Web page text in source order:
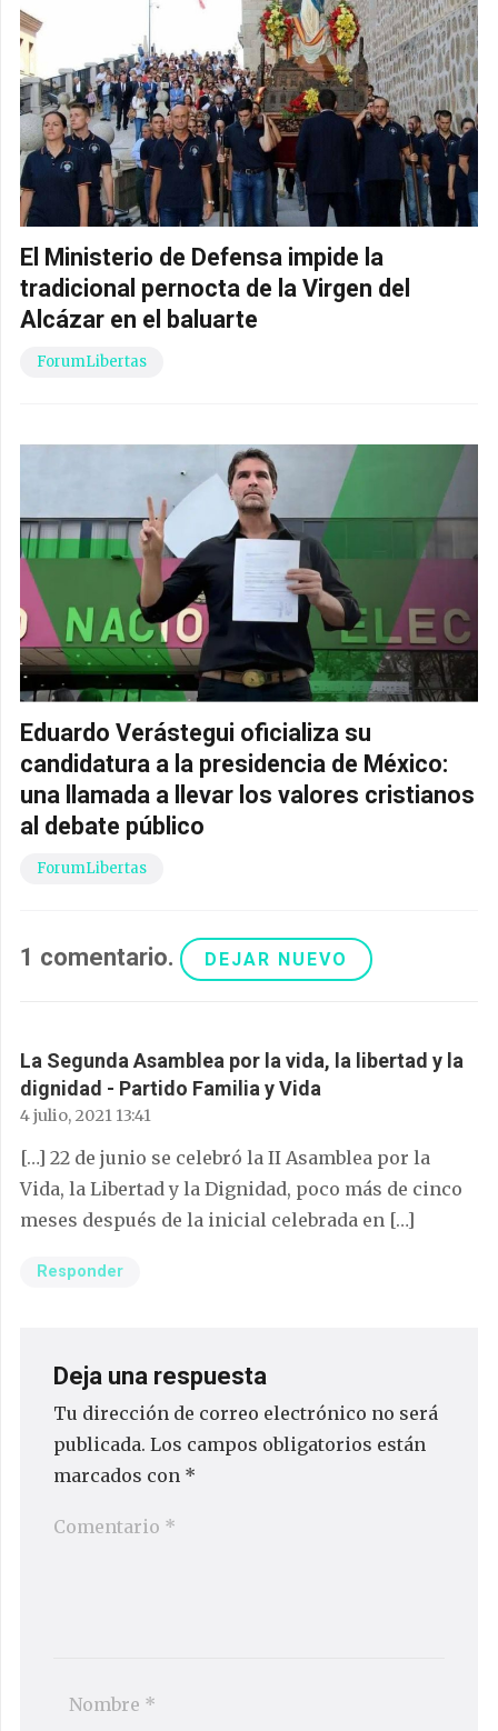
El Ministerio de Defensa impide la
tradicional pernocta de la Virgen del
Alcázar en el baluarte
ForumLibertas
Eduardo Verástegui oficializa su
candidatura a la presidencia de México:
una llamada a llevar los valores cristianos
al debate público
ForumLibertas
1 comentario. DEJAR NUEVO
La Segunda Asamblea por la vida, la libertad y la
dignidad - Partido Familia y Vida
4 julio, 2021 13:41
[…] 22 de junio se celebró la II Asamblea por la
Vida, la Libertad y la Dignidad, poco más de cinco
meses después de la inicial celebrada en […]
Responder
Deja una respuesta
Tu dirección de correo electrónico no será
publicada. Los campos obligatorios están
marcados con *